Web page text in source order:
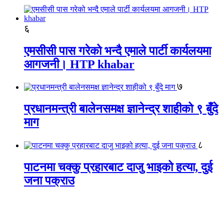
६
एमसीसी पास गरेको भन्दै एमाले पार्टी कार्यलयमा
आगजनी। HTP khabar
७
प्रधानमन्त्री बालेनसमक्ष ज्ञानेन्द्र शाहीको ९ बुँदे
माग
८
पाटनमा चक्कु प्रहारबाट दाजु भाइको हत्या, दुई
जना पक्राउ